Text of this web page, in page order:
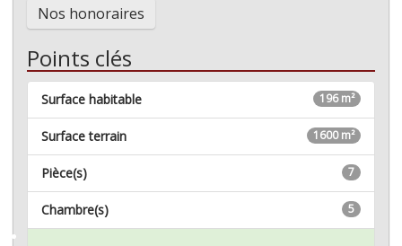
Nos honoraires
Points clés
196 m²
Surface habitable
1600 m²
Surface terrain
7
Pièce(s)
5
Chambre(s)